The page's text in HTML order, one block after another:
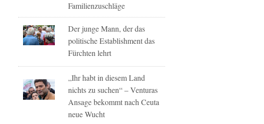
Familienzuschläge
Der junge Mann, der das
politische Establishment das
Fürchten lehrt
„Ihr habt in diesem Land
nichts zu suchen“ – Venturas
Ansage bekommt nach Ceuta
neue Wucht